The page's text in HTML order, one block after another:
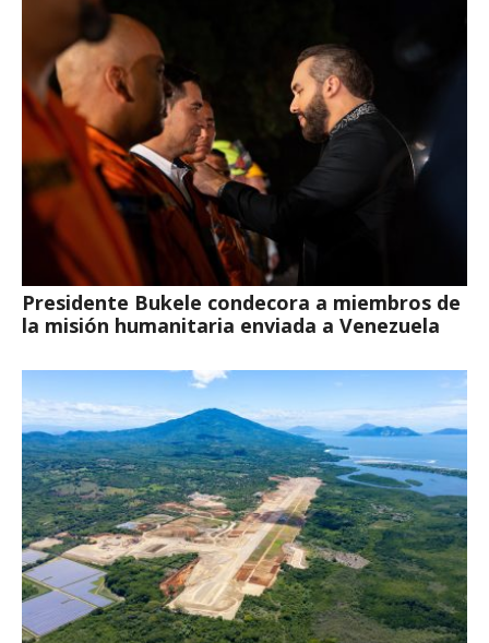
Presidente Bukele condecora a miembros de
la misión humanitaria enviada a Venezuela